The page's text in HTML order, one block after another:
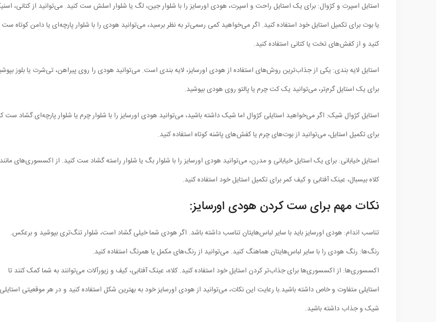
استایل اسپرت و کژوال: برای یک استایل راحت و اسپرت، هودی اورسایز را با شلوار جین، لگ یا شلوار اسلش ست کنید. می‌توانید از کتانی،
یا بوت برای تکمیل استایل خود استفاده کنید. اگر می‌خواهید کمی رسمی‌تر به نظر برسید، می‌توانید هودی را با شلوار پارچه‌ای یا دامن کوتاه ست
کنید و از کفش‌های تخت یا کتانی استفاده کنید.
استایل لایه بندی: یکی از جذاب‌ترین روش‌های استفاده از هودی اورسایز، لایه بندی است. می‌توانید هودی را روی پیراهن، تی‌شرت یا بلوز
برای یک استایل گرم‌تر، می‌توانید یک کت چرم یا پالتو روی هودی بپوشید.
استایل کژوال شیک: اگر می‌خواهید استایلی کژوال اما شیک داشته باشید، می‌توانید هودی اورسایز را با شلوار چرم یا شلوار پارچه‌ای گشاد ست
برای تکمیل استایل، می‌توانید از بوت‌های چرم یا کفش‌های پاشنه کوتاه استفاده کنید.
استایل خیابانی: برای یک استایل خیابانی و مدرن، می‌توانید هودی اورسایز را با شلوار بگ یا شلوار راسته گشاد ست کنید. از اکسسوری‌های مانند
کلاه بیسبال، عینک آفتابی و کیف کمر برای تکمیل استایل خود استفاده کنید.
نکات مهم برای ست کردن هودی اورسایز:
تناسب اندام: هودی اورسایز باید با سایر لباس‌هایتان تناسب داشته باشد. اگر هودی شما خیلی گشاد است، شلوار تنگ‌تری بپوشید و برعکس.
رنگ‌ها: رنگ هودی را با سایر لباس‌هایتان هماهنگ کنید. می‌توانید از رنگ‌های مکمل یا همرنگ استفاده کنید.
اکسسوری‌ها: از اکسسوری‌ها برای جذاب‌تر کردن استایل خود استفاده کنید. کلاه، عینک آفتابی، کیف و زیورآلات می‌توانند به شما کمک کنند تا
استایلی متفاوت و خاص داشته باشید.با رعایت این نکات، می‌توانید از هودی اورسایز خود به بهترین شکل استفاده کنید و در هر موقعیتی استایلی
شیک و جذاب داشته باشید.